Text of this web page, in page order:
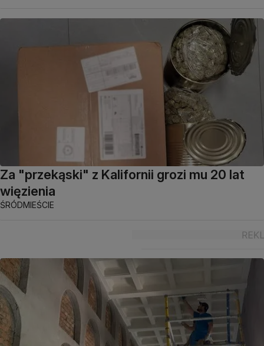
Za "przekąski" z Kalifornii grozi mu 20 lat
więzienia
ŚRÓDMIEŚCIE